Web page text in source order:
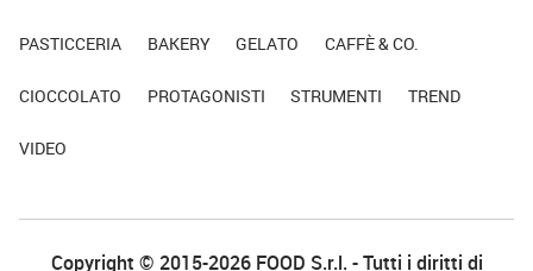
PASTICCERIA BAKERY GELATO CAFFÈ & CO.
CIOCCOLATO PROTAGONISTI STRUMENTI TREND
VIDEO
Copyright © 2015-2026 FOOD S.r.l. - Tutti i diritti di